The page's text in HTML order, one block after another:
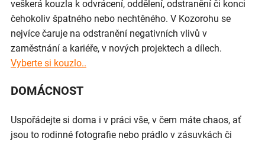
veškerá kouzla k odvrácení, oddělení, odstranění či konci
čehokoliv špatného nebo nechtěného. V Kozorohu se
nejvíce čaruje na odstranění negativních vlivů v
zaměstnání a kariéře, v nových projektech a dílech.
Vyberte si kouzlo..
DOMÁCNOST
Uspořádejte si doma i v práci vše, v čem máte chaos, ať
jsou to rodinné fotografie nebo prádlo v zásuvkách či